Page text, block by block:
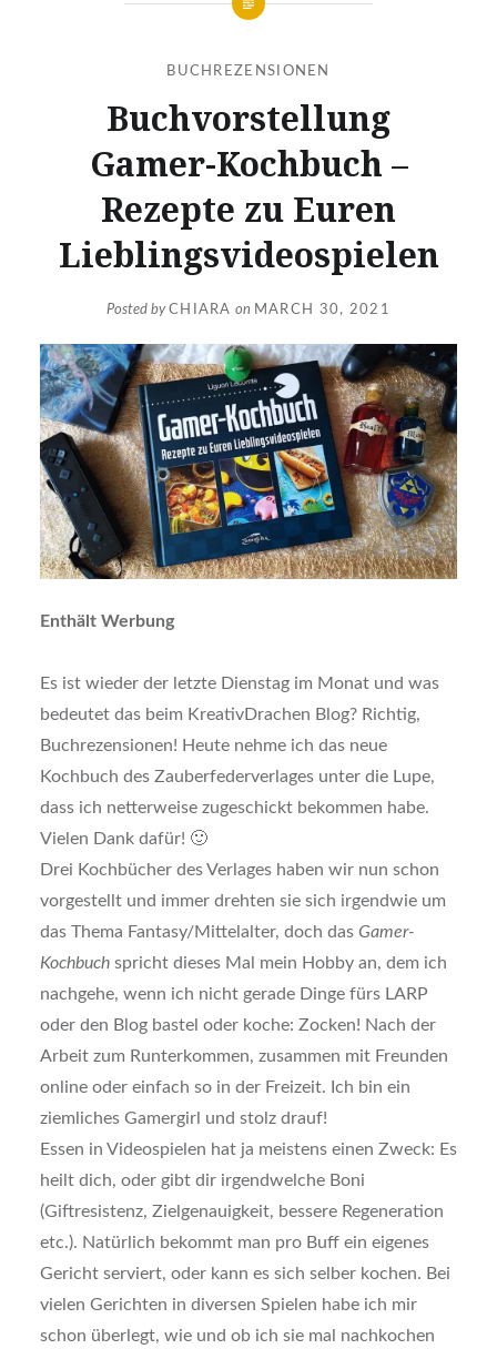
BUCHREZENSIONEN
Buchvorstellung
Gamer-Kochbuch –
Rezepte zu Euren
Lieblingsvideospielen
Posted byCHIARA on MARCH 30, 2021
Enthält Werbung
Es ist wieder der letzte Dienstag im Monat und was
bedeutet das beim KreativDrachen Blog? Richtig,
Buchrezensionen! Heute nehme ich das neue
Kochbuch des Zauberfederverlages unter die Lupe,
dass ich netterweise zugeschickt bekommen habe.
Vielen Dank dafür! 🙂
Drei Kochbücher des Verlages haben wir nun schon
vorgestellt und immer drehten sie sich irgendwie um
das Thema Fantasy/Mittelalter, doch das Gamer-
Kochbuch spricht dieses Mal mein Hobby an, dem ich
nachgehe, wenn ich nicht gerade Dinge fürs LARP
oder den Blog bastel oder koche: Zocken! Nach der
Arbeit zum Runterkommen, zusammen mit Freunden
online oder einfach so in der Freizeit. Ich bin ein
ziemliches Gamergirl und stolz drauf!
Essen in Videospielen hat ja meistens einen Zweck: Es
heilt dich, oder gibt dir irgendwelche Boni
(Giftresistenz, Zielgenauigkeit, bessere Regeneration
etc.). Natürlich bekommt man pro Buff ein eigenes
Gericht serviert, oder kann es sich selber kochen. Bei
vielen Gerichten in diversen Spielen habe ich mir
schon überlegt, wie und ob ich sie mal nachkochen